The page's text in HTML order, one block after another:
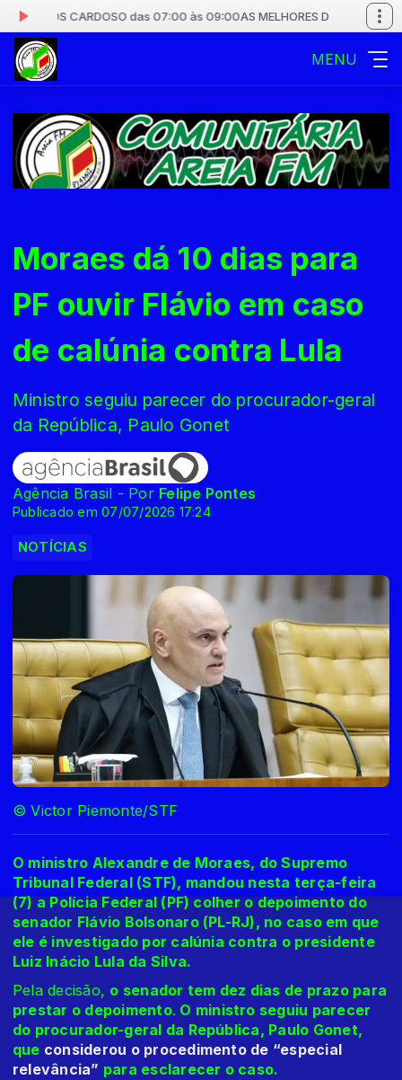
CARDOSO das 07:00 às 09:00AS MELHORES DO REI
MENU
Moraes dá 10 dias para
PF ouvir Flávio em caso
de calúnia contra Lula
Ministro seguiu parecer do procurador-geral
da República, Paulo Gonet
Agência Brasil - Por Felipe Pontes
Publicado em 07/07/2026 17:24
NOTÍCIAS
© Victor Piemonte/STF
O ministro Alexandre de Moraes, do Supremo
Tribunal Federal (STF), mandou nesta terça-feira
(7) a Polícia Federal (PF) colher o depoimento do
senador Flávio Bolsonaro (PL-RJ), no caso em que
ele é investigado por calúnia contra o presidente
Luiz Inácio Lula da Silva.
Pela decisão, o senador tem dez dias de prazo para
prestar o depoimento. O ministro seguiu parecer
do procurador-geral da República, Paulo Gonet,
que considerou o procedimento de “especial
relevância” para esclarecer o caso.